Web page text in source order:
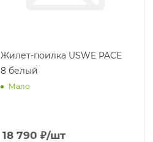
Жилет-поилка USWE PACE
8 белый
Мало
18 790 ₽/шт